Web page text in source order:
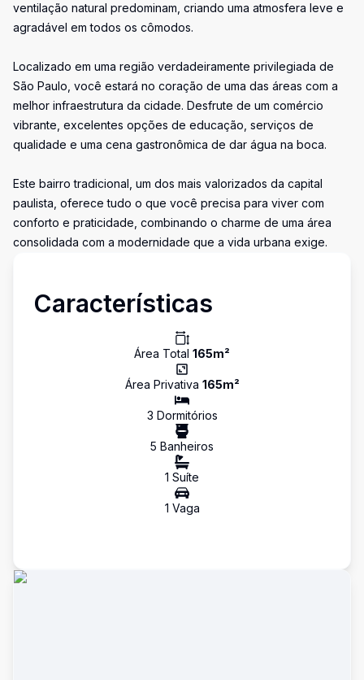
ventilação natural predominam, criando uma atmosfera leve e
agradável em todos os cômodos.
Localizado em uma região verdadeiramente privilegiada de
São Paulo, você estará no coração de uma das áreas com a
melhor infraestrutura da cidade. Desfrute de um comércio
vibrante, excelentes opções de educação, serviços de
qualidade e uma cena gastronômica de dar água na boca.
Este bairro tradicional, um dos mais valorizados da capital
paulista, oferece tudo o que você precisa para viver com
conforto e praticidade, combinando o charme de uma área
consolidada com a modernidade que a vida urbana exige.
Características
Área Total 165m²
Área Privativa 165m²
3 Dormitórios
5 Banheiros
1 Suíte
1 Vaga